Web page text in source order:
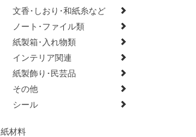
文香･しおり･和紙糸など
ノート･ファイル類
紙製箱･入れ物類
インテリア関連
紙製飾り･民芸品
その他
シール
紙材料